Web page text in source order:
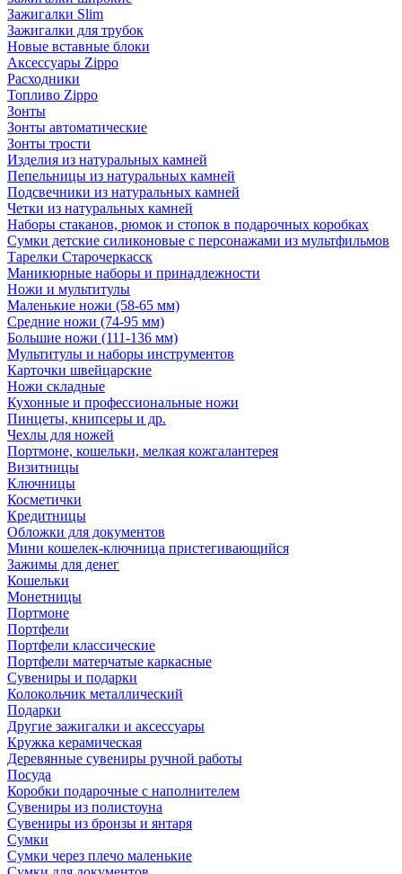
Зажигалки Slim
Зажигалки для трубок
Новые вставные блоки
Аксессуары Zippo
Расходники
Топливо Zippo
Зонты
Зонты автоматические
Зонты трости
Изделия из натуральных камней
Пепельницы из натуральных камней
Подсвечники из натуральных камней
Четки из натуральных камней
Наборы стаканов, рюмок и стопок в подарочных коробках
Сумки детские силиконовые с персонажами из мультфильмов
Тарелки Старочеркасск
Маникюрные наборы и принадлежности
Ножи и мультитулы
Маленькие ножи (58-65 мм)
Средние ножи (74-95 мм)
Большие ножи (111-136 мм)
Мультитулы и наборы инструментов
Карточки швейцарские
Ножи складные
Кухонные и профессиональные ножи
Пинцеты, книпсеры и др.
Чехлы для ножей
Портмоне, кошельки, мелкая кожгалантерея
Визитницы
Ключницы
Косметички
Кредитницы
Обложки для документов
Мини кошелек-ключница пристегивающийся
Зажимы для денег
Кошельки
Монетницы
Портмоне
Портфели
Портфели классические
Портфели матерчатые каркасные
Сувениры и подарки
Колокольчик металлический
Подарки
Другие зажигалки и аксессуары
Кружка керамическая
Деревянные сувениры ручной работы
Посуда
Коробки подарочные с наполнителем
Сувениры из полистоуна
Сувениры из бронзы и янтаря
Сумки
Сумки через плечо маленькие